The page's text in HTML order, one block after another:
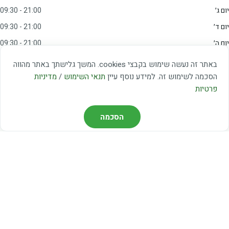
באתר זה נעשה שימוש בקבצי cookies. המשך גלישתך באתר מהווה
הסכמה לשימוש זה. למידע נוסף עיין תנאי השימוש / מדיניות
פרטיות
הסכמה
יום ג׳
09:30 - 21:00
יום ד׳
09:30 - 21:00
יום ה׳
09:30 - 21:00
יום ו׳
09:00 - 15:00
שבת
20:00 - 23:00